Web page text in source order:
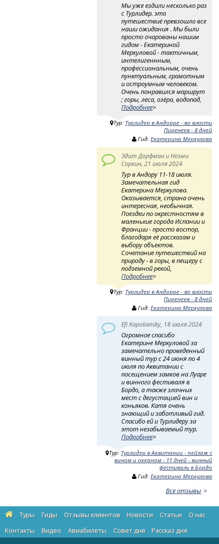
Мы уже ездили несколько раз
с Турлидер. это
путешествиё превзошло все
наши ожидания . Мы были
просто очарованы нашим
гидом - Екатериной
Меркуловой - тактичным,
интелигеннным,
профессиональным, очень
пунктуальным, грамотным
и остроумным человеком.
Очень понравился маршрут
; горы, леса, озёра, водопад,
Подробнее>
Тур: Турлидер в Андорре - во власти
Пиренеев - 8 дней
Гид:Екатерина Меркулова
Эдит Дорфман и Ноэми
Соркин, 21 июля 2024
Тур в Андору 11-18 июля.
Замечательная гид
Екатерина Меркулова.
Оказывается, страна очень
интересная, необычная.
Поездки по окрестностям в
маленькие города Испании и
Франции - просто востор,
благодаря её рассказам и
выбору объектов.
Сочетание путешествий на
природу - в горы, в пещеру с
подземной рекой,
Подробнее>
Тур: Турлидер в Андорре - во власти
Пиренеев - 8 дней
Гид:Екатерина Меркулова
Efi Kapoliansky, 18 июля 2024
Огромное спасибо
Екатерине Меркуловой за
замечательно проведенный
винный тур с 24 июня по 4
июля по Аквитании с
посещением замков на Луаре
и винного фестиваля в
Бордо, а также злачных
мест с дегустацией вин и
коньяков. Катя очень
знающий и заботливый гид.
Спасибо ей и Турлидеру за
этот незабываемый тур.
Подробнее>
Тур: Турлидер в Аквитании - пейзаж с
вином и океаном - 11 дней - винный
фестиваль в Бордо
Гид:Екатерина Меркулова
Все отзывы
Туры Гиды Отзывы клиентов Новости Статьи
О нас
Контакты
Видео Авиабилеты Cовет дня Рассказ дня